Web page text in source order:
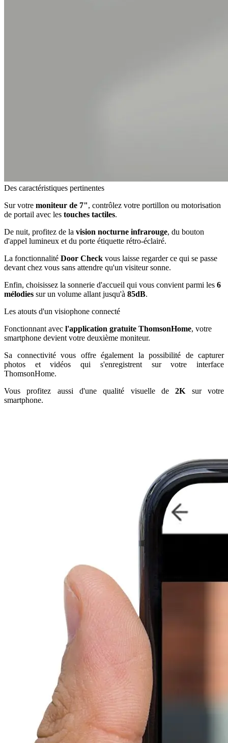
Des caractéristiques pertinentes
Sur votre moniteur de 7", contrôlez votre portillon ou motorisation
de portail avec les touches tactiles.
De nuit, profitez de la vision nocturne infrarouge, du bouton
d'appel lumineux et du porte étiquette rétro-éclairé.
La fonctionnalité Door Check vous laisse regarder ce qui se passe
devant chez vous sans attendre qu'un visiteur sonne.
Enfin, choisissez la sonnerie d'accueil qui vous convient parmi les 6
mélodies sur un volume allant jusqu'à 85dB.
Les atouts d'un visiophone connecté
Fonctionnant avec l'application gratuite ThomsonHome, votre
smartphone devient votre deuxième moniteur.
Sa connectivité vous offre également la possibilité de capturer
photos et vidéos qui s'enregistrent sur votre interface
ThomsonHome.
Vous profitez aussi d'une qualité visuelle de 2K sur votre
smartphone.